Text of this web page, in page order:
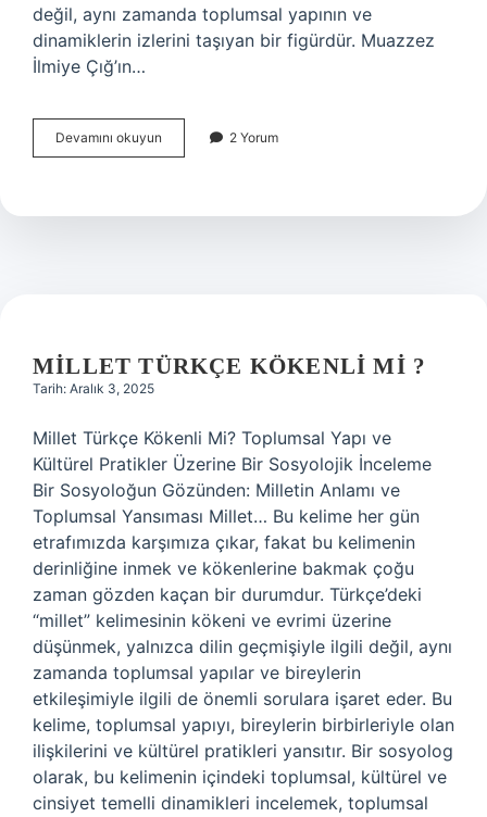
değil, aynı zamanda toplumsal yapının ve
dinamiklerin izlerini taşıyan bir figürdür. Muazzez
İlmiye Çığ’ın…
Devamını okuyun Muazzez
İlmiye
dine
2 Yorum
MILLET TÜRKÇE KÖKENLI MI ?
Tarih: Aralık 3, 2025
Millet Türkçe Kökenli Mi? Toplumsal Yapı ve
Kültürel Pratikler Üzerine Bir Sosyolojik İnceleme
Bir Sosyoloğun Gözünden: Milletin Anlamı ve
Toplumsal Yansıması Millet… Bu kelime her gün
etrafımızda karşımıza çıkar, fakat bu kelimenin
derinliğine inmek ve kökenlerine bakmak çoğu
zaman gözden kaçan bir durumdur. Türkçe’deki
“millet” kelimesinin kökeni ve evrimi üzerine
düşünmek, yalnızca dilin geçmişiyle ilgili değil, aynı
zamanda toplumsal yapılar ve bireylerin
etkileşimiyle ilgili de önemli sorulara işaret eder. Bu
kelime, toplumsal yapıyı, bireylerin birbirleriyle olan
ilişkilerini ve kültürel pratikleri yansıtır. Bir sosyolog
olarak, bu kelimenin içindeki toplumsal, kültürel ve
cinsiyet temelli dinamikleri incelemek, toplumsal